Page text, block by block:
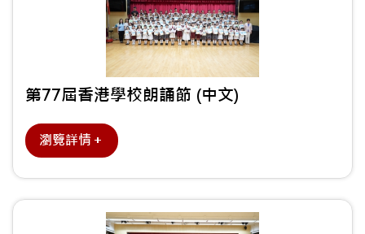
第77屆香港學校朗誦節 (中文)
瀏覽詳情＋